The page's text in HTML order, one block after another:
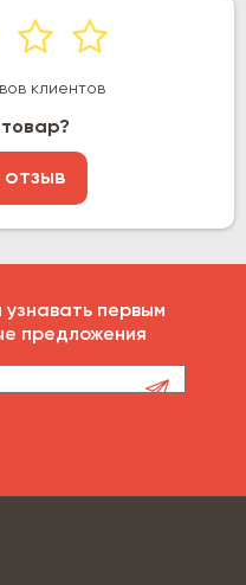
клиентов
первым
предложения